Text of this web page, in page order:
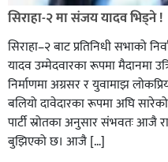
सिराहा-२ मा संजय यादव भिड्ने !
सिराहा–२ बाट प्रतिनिधी सभाको
यादव उम्मेदवारका रूपमा मैदानमा
निर्माणमा अग्रसर र युवामाझ
बलियो दावेदारका रूपमा अघि
पार्टी स्रोतका अनुसार संभवतः आजै
बुझिएको छ। आजै […]